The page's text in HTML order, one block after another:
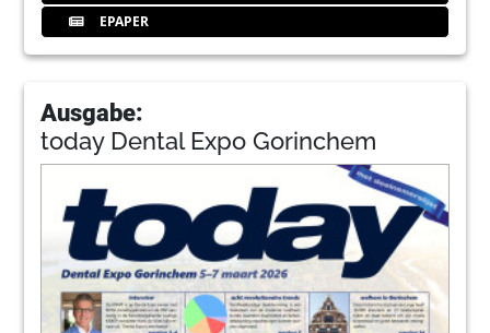
EPAPER
Ausgabe:
today Dental Expo Gorinchem